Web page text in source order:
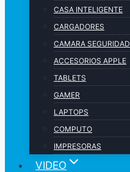
CASA INTELIGENTE
CARGADORES
CAMARA SEGURIDAD
ACCESORIOS APPLE
TABLETS
GAMER
LAPTOPS
COMPUTO
IMPRESORAS
VIDEO